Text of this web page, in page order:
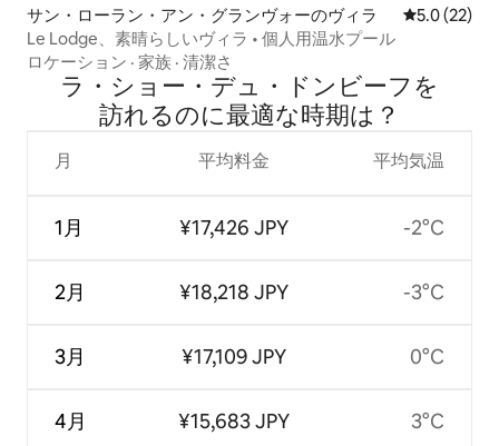
サン・ローラン・アン・グランヴォーのヴィラ レビュー22
5.0 (22)
Le Lodge、素晴らしいヴィラ • 個人用温水プール
ロケーション · 家族 · 清潔さ
ラ・ショー・デュ・ドンビーフを
訪⁠れ⁠るの⁠に最⁠適⁠な時⁠期⁠は⁠？
月
1月
2月
3月
4月
平均料金
¥17,426 JPY
¥18,218 JPY
¥17,109 JPY
¥15,683 JPY
平均気温
-2°C
-3°C
0°C
3°C